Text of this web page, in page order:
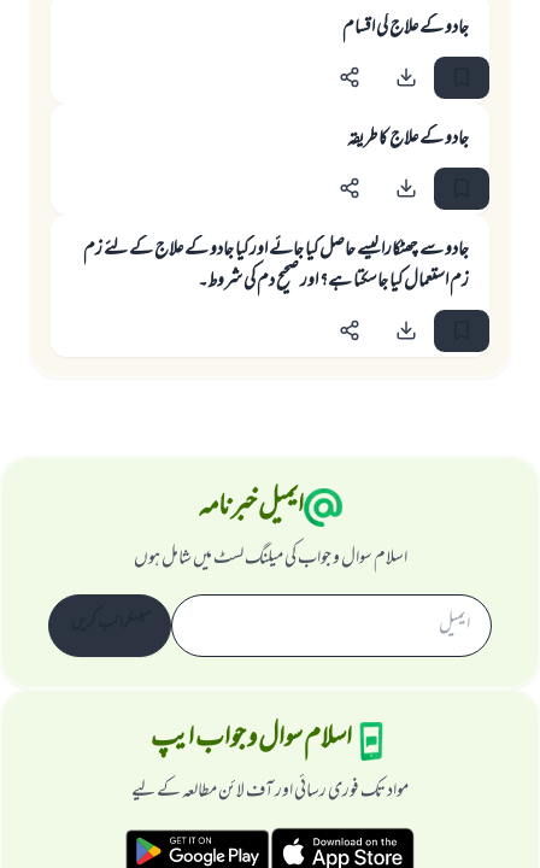
جادو کے علاج کی اقسام
جادو کے علاج کا طریقہ
جادو سے چھٹکارا کیسے حاصل کیا جائے اور کیا جادو کے علاج کے لئے زم
زم استعمال کیا جاسکتا ہے؟ اور صحیح دم کی شروط۔
ایمیل خبرنامہ
اسلام سوال و جواب کی میلنگ لسٹ میں شامل ہوں
اسلام سوال و جواب ایپ
مواد تک فوری رسائی اور آف لائن مطالعہ کے لیے